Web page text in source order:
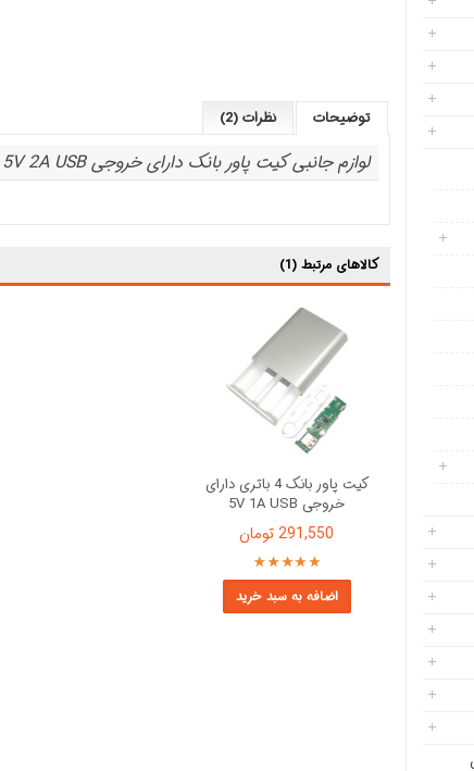
توضیحات نظرات (2)
لوازم جانبیکیت پاور بانک دارای خروجی 5V 2A USB
کالاهای مرتبط (1)
کیت پاور بانک 4 باتری دارای
خروجی 5V 1A USB
291,550 تومان
اضافه به سبد خرید